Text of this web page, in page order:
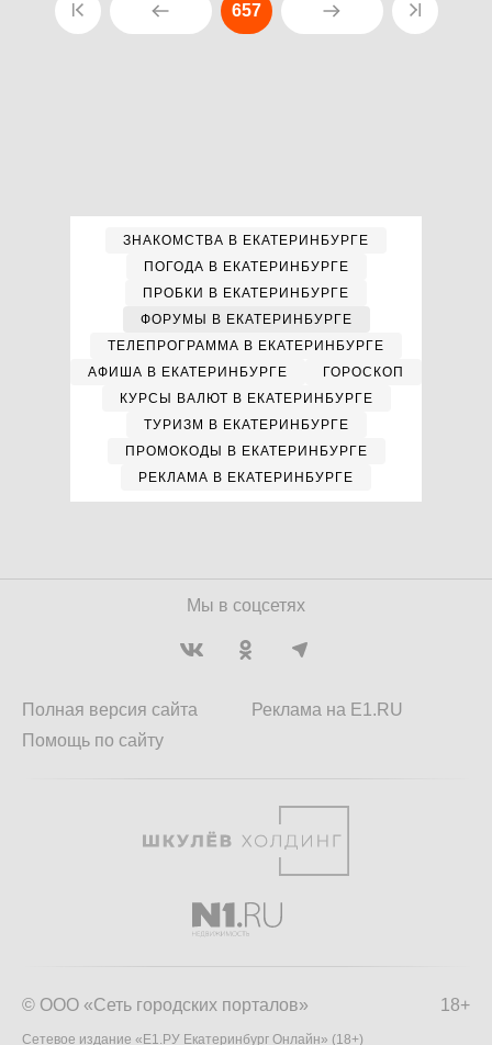
657
ЗНАКОМСТВА В ЕКАТЕРИНБУРГЕ
ПОГОДА В ЕКАТЕРИНБУРГЕ
ПРОБКИ В ЕКАТЕРИНБУРГЕ
ФОРУМЫ В ЕКАТЕРИНБУРГЕ
ТЕЛЕПРОГРАММА В ЕКАТЕРИНБУРГЕ
АФИША В ЕКАТЕРИНБУРГЕ
ГОРОСКОП
КУРСЫ ВАЛЮТ В ЕКАТЕРИНБУРГЕ
ТУРИЗМ В ЕКАТЕРИНБУРГЕ
ПРОМОКОДЫ В ЕКАТЕРИНБУРГЕ
РЕКЛАМА В ЕКАТЕРИНБУРГЕ
Мы в соцсетях
Полная версия сайта
Помощь по сайту
Реклама на E1.RU
18+
© ООО «Сеть городских порталов»
Сетевое издание «Е1.РУ Екатеринбург Онлайн» (18+)